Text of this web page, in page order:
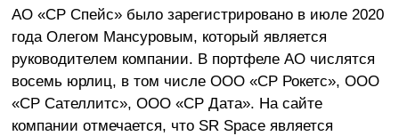
АО «СР Спейс» было зарегистрировано в июле 2020
года Олегом Мансуровым, который является
руководителем компании. В портфеле АО числятся
восемь юрлиц, в том числе ООО «СР Рокетс», ООО
«СР Сателлитс», ООО «СР Дата». На сайте
компании отмечается, что SR Space является